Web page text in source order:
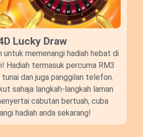
Lucky Draw​
untuk memenangi hadiah hebat di
Hadiah termasuk percuma RM3
tunai dan juga panggilan telefon.
sahaja langkah-langkah laman
cabutan bertuah, cuba
hadiah anda sekarang!